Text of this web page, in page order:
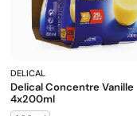
DELICAL
Delical Concentre Vanille
4x200ml